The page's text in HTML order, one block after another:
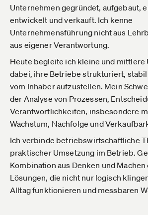
Unternehmen gegründet, aufgebaut,
entwickelt und verkauft. Ich kenne
Unternehmensführung nicht aus
aus eigener Verantwortung.
Heute begleite ich kleine und mittlere
dabei, ihre Betriebe strukturiert,
vom Inhaber aufzustellen. Mein
der Analyse von Prozessen,
Verantwortlichkeiten, insbesondere
Wachstum, Nachfolge und
Ich verbinde betriebswirtschaftliche
praktischer Umsetzung im Betrieb.
Kombination aus Denken und
Lösungen, die nicht nur logisch
Alltag funktionieren und messbaren